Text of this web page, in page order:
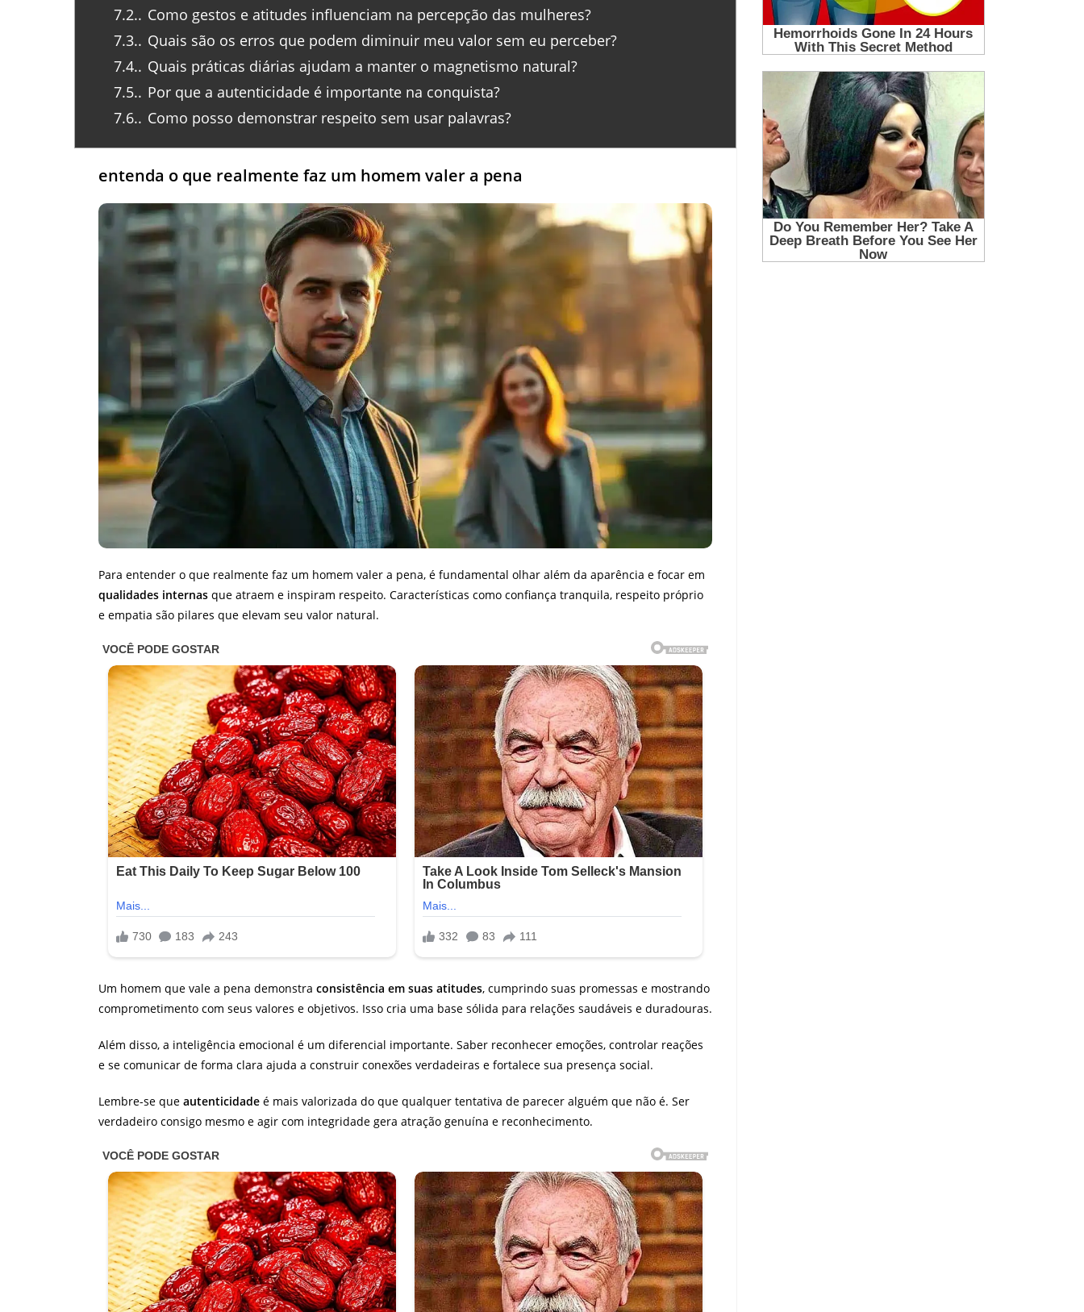
7.2. Como gestos e atitudes influenciam na percepção das mulheres?
7.3. Quais são os erros que podem diminuir meu valor sem eu perceber?
7.4. Quais práticas diárias ajudam a manter o magnetismo natural?
7.5. Por que a autenticidade é importante na conquista?
7.6. Como posso demonstrar respeito sem usar palavras?
entenda o que realmente faz um homem valer a pena
Para entender o que realmente faz um homem valer a pena, é fundamental olhar além da aparência e focar em
qualidades internas que atraem e inspiram respeito. Características como confiança tranquila, respeito próprio
e empatia são pilares que elevam seu valor natural.
Um homem que vale a pena demonstra consistência em suas atitudes, cumprindo suas promessas e mostrando
comprometimento com seus valores e objetivos. Isso cria uma base sólida para relações saudáveis e duradouras.
Além disso, a inteligência emocional é um diferencial importante. Saber reconhecer emoções, controlar reações
e se comunicar de forma clara ajuda a construir conexões verdadeiras e fortalece sua presença social.
Lembre-se que autenticidade é mais valorizada do que qualquer tentativa de parecer alguém que não é. Ser
verdadeiro consigo mesmo e agir com integridade gera atração genuína e reconhecimento.